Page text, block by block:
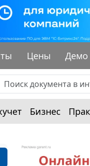
Цены Демо
Бизнес